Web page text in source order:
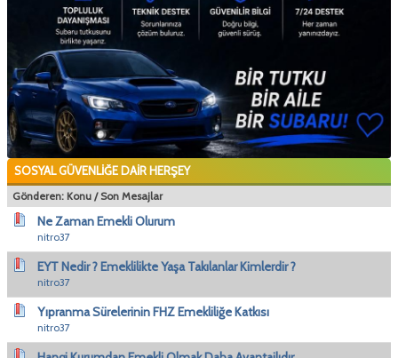
SOSYAL GÜVENLİĞE DAİR HERŞEY
Gönderen: Konu / Son Mesajlar
Ne Zaman Emekli Olurum
nitro37
EYT Nedir ? Emeklilikte Yaşa Takılanlar Kimlerdir ?
nitro37
Yıpranma Sürelerinin FHZ Emekliliğe Katkısı
nitro37